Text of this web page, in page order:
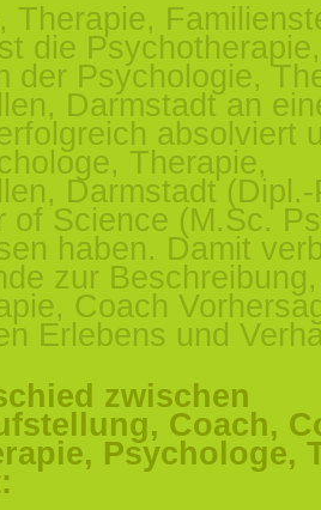
Therapie,
die
der Psychologie,
Darmstadt an
absolviert
Therapie,
Darmstadt
of Science (M.Sc.
haben. Damit
zur Beschreibung,
Coach
Erlebens und
zwischen
Coach,
Psychologe,